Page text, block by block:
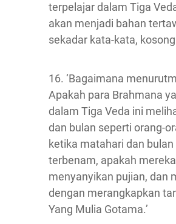
terpelajar dalam Tiga
akan menjadi bahan
sekadar kata-kata, kosong
16. ‘Bagaimana
Apakah para Brahmana
dalam Tiga Veda ini
dan bulan seperti orang-
ketika matahari dan
terbenam, apakah
menyanyikan pujian, dan
dengan merangkapkan
Yang Mulia Gotama.’